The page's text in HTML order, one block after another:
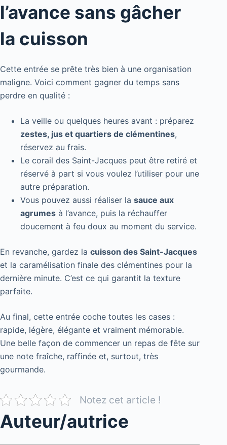
l’avance sans gâcher
la cuisson
Cette entrée se prête très bien à une organisation
maligne. Voici comment gagner du temps sans
perdre en qualité :
La veille ou quelques heures avant : préparez
zestes, jus et quartiers de clémentines,
réservez au frais.
Le corail des Saint-Jacques peut être retiré et
réservé à part si vous voulez l’utiliser pour une
autre préparation.
Vous pouvez aussi réaliser la sauce aux
agrumes à l’avance, puis la réchauffer
doucement à feu doux au moment du service.
En revanche, gardez la cuisson des Saint-Jacques
et la caramélisation finale des clémentines pour la
dernière minute. C’est ce qui garantit la texture
parfaite.
Au final, cette entrée coche toutes les cases :
rapide, légère, élégante et vraiment mémorable.
Une belle façon de commencer un repas de fête sur
une note fraîche, raffinée et, surtout, très
gourmande.
Notez cet article !
Auteur/autrice